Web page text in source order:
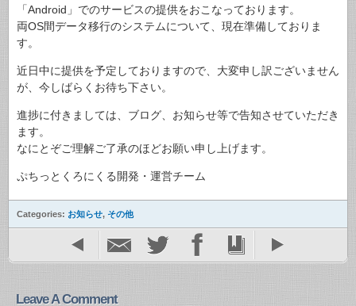
「Android」でのサービスの提供をおこなっております。
両OS間データ移行のシステムについて、現在準備しておりま
す。
近日中に提供を予定しておりますので、大変申し訳ございません
が、今しばらくお待ち下さい。
進捗に付きましては、ブログ、お知らせ等で告知させていただき
ます。
なにとぞご理解ご了承のほどお願い申し上げます。
ぷちっとくろにくる開発・運営チーム
Categories: お知らせ, その他
Leave A Comment